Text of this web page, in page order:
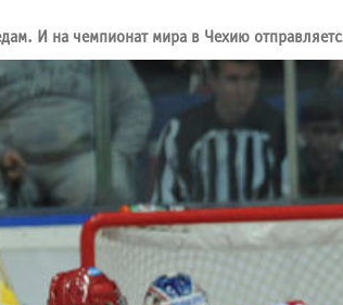
И на чемпионат мира в Чехию